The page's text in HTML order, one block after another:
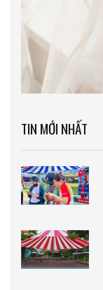
TIN MỚI NHẤT